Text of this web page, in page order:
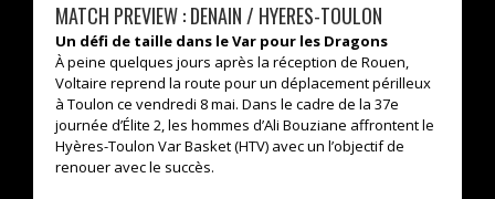
MATCH PREVIEW : DENAIN / HYERES-TOULON
Un défi de taille dans le Var pour les Dragons
À peine quelques jours après la réception de Rouen,
Voltaire reprend la route pour un déplacement périlleux
à Toulon ce vendredi 8 mai. Dans le cadre de la 37e
journée d’Élite 2, les hommes d’Ali Bouziane affrontent le
Hyères-Toulon Var Basket (HTV) avec un l’objectif de
renouer avec le succès.